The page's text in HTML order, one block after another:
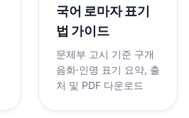
국어 로마자 표기
법 가이드
문체부 고시 기준 구개
음화·인명 표기 요약, 출
처 및 PDF 다운로드